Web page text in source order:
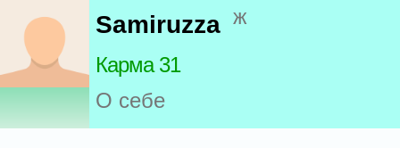
Samiruzza ж
Карма 31
О себе